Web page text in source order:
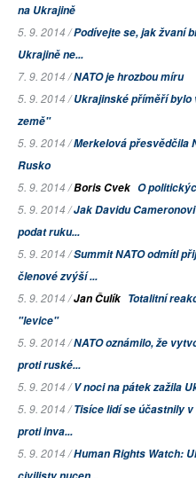
na Ukrajině
5. 9. 2014 /Podívejte se, jak žvaní
Ukrajině ne...
7. 9. 2014 /NATO je hrozbou míru
5. 9. 2014 /Ukrajinské příměří bylo
země"
5. 9. 2014 /Merkelová přesvědčila
Rusko
5. 9. 2014 /Boris Cvek O
5. 9. 2014 /Jak Davidu
podat ruku...
5. 9. 2014 /Summit NATO odmítl
členové zvýší ...
5. 9. 2014 /Jan Čulík Totalitní
"levice"
5. 9. 2014 /NATO oznámilo, že
proti ruské...
5. 9. 2014 /V noci na pátek zažila
5. 9. 2014 /Tisíce lidí se účastnily
proti inva...
5. 9. 2014 /Human Rights Watch: